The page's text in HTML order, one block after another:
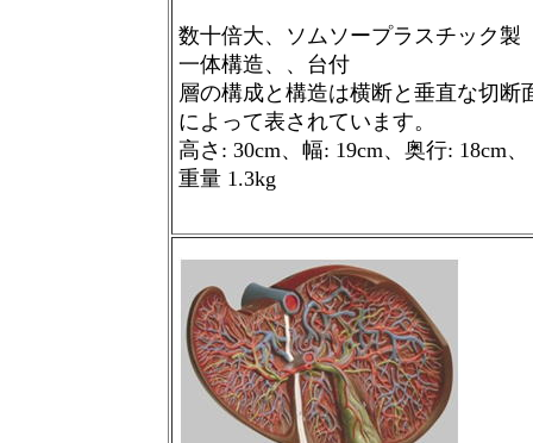
数十倍大、ソムソープラスチック製
一体構造、、台付
層の構成と構造は横断と垂直な切断
によって表されています。
高さ : 30cm、幅: 19cm、奥行: 18cm、
重量 1.3kg